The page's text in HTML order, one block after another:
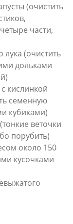
(очистить
части,
лука (очистить
дольками
кислинкой
семенную
кубиками)
веточки
порубить)
около 150
кусочками